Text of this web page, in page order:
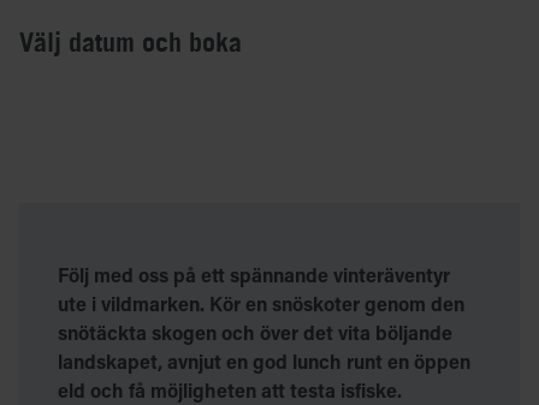
Välj datum och boka
Följ med oss på ett spännande vinteräventyr
ute i vildmarken. Kör en snöskoter genom den
snötäckta skogen och över det vita böljande
landskapet, avnjut en god lunch runt en öppen
eld och få möjligheten att testa isfiske.